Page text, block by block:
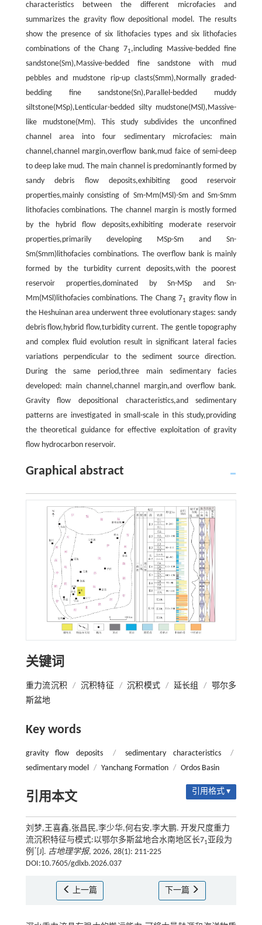
characteristics between the different microfacies and
summarizes the gravity flow depositional model. The results
show the presence of six lithofacies types and six lithofacies
combinations of the Chang 71,including Massive-bedded fine
sandstone(Sm),Massive-bedded fine sandstone with mud
pebbles and mudstone rip-up clasts(Smm),Normally graded-
bedding fine sandstone(Sn),Parallel-bedded muddy
siltstone(MSp),Lenticular-bedded silty mudstone(MSl),Massive-
like mudstone(Mm). This study subdivides the unconfined
channel area into four sedimentary microfacies: main
channel,channel margin,overflow bank,mud faice of semi-deep
to deep lake mud. The main channel is predominantly formed by
sandy debris flow deposits,exhibiting good reservoir
properties,mainly consisting of Sm-Mm(MSl)-Sm and Sm-Smm
lithofacies combinations. The channel margin is mostly formed
by the hybrid flow deposits,exhibiting moderate reservoir
properties,primarily developing MSp-Sm and Sn-
Sm(Smm)lithofacies combinations. The overflow bank is mainly
formed by the turbidity current deposits,with the poorest
reservoir properties,dominated by Sn-MSp and Sn-
Mm(MSl)lithofacies combinations. The Chang 71 gravity flow in
the Heshuinan area underwent three evolutionary stages: sandy
debris flow,hybrid flow,turbidity current. The gentle topography
and complex fluid evolution result in significant lateral facies
variations perpendicular to the sediment source direction.
During the same period,three main sedimentary facies
developed: main channel,channel margin,and overflow bank.
Gravity flow depositional characteristics,and sedimentary
patterns are investigated in small-scale in this study,providing
the theoretical guidance for effective exploitation of gravity
flow hydrocarbon reservoir.
Graphical abstract
关键词
重力流沉积 / 沉积特征 / 沉积模式 / 延长组 / 鄂尔多
斯盆地
Key words
gravity flow deposits / sedimentary characteristics
/
sedimentary model / Yanchang Formation / Ordos Basin
引用本文 引用格式 ▾
刘梦,王喜鑫,张昌民,李少华,何右安,李大鹏. 开发尺度重力
流沉积特征与模式:以鄂尔多斯盆地合水南地区长71亚段为
例 * [J]. 古地理学报, 2026, 28(1): 211-225
DOI:10.7605/gdlxb.2026.037
上一篇 下一篇